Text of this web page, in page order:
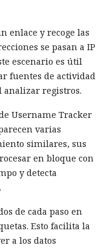
enlace y recoge las
se pasan a IP
escenario es útil
fuentes de actividad
analizar registros.
Username Tracker
varias
similares, sus
en bloque con
y detecta
de cada paso en
Esto facilita la
a los datos